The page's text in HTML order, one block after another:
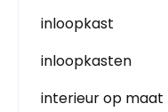
inloopkast
inloopkasten
interieur op maat